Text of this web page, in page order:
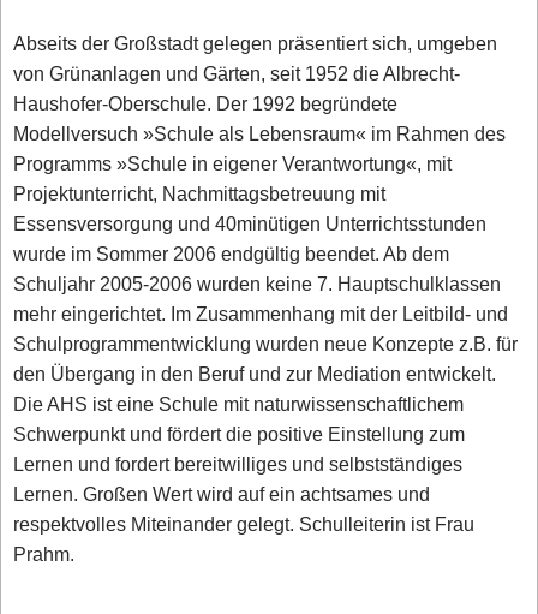
Abseits der Großstadt gelegen präsentiert sich, umgeben
von Grünanlagen und Gärten, seit 1952 die Albrecht-
Haushofer-Oberschule. Der 1992 begründete
Modellversuch »Schule als Lebensraum« im Rahmen des
Programms »Schule in eigener Verantwortung«, mit
Projektunterricht, Nachmittagsbetreuung mit
Essensversorgung und 40minütigen Unterrichtsstunden
wurde im Sommer 2006 endgültig beendet. Ab dem
Schuljahr 2005-2006 wurden keine 7. Hauptschulklassen
mehr eingerichtet. Im Zusammenhang mit der Leitbild- und
Schulprogrammentwicklung wurden neue Konzepte z.B. für
den Übergang in den Beruf und zur Mediation entwickelt.
Die AHS ist eine Schule mit naturwissenschaftlichem
Schwerpunkt und fördert die positive Einstellung zum
Lernen und fordert bereitwilliges und selbstständiges
Lernen. Großen Wert wird auf ein achtsames und
respektvolles Miteinander gelegt. Schulleiterin ist Frau
Prahm.